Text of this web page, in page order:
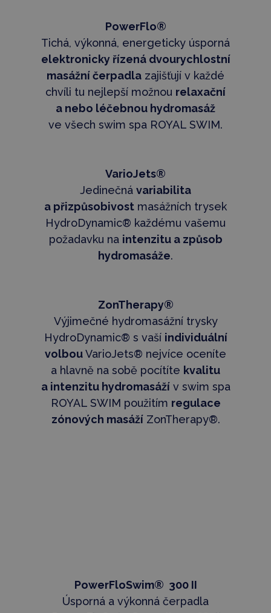
PowerFlo®
Tichá, výkonná, energeticky úsporná
elektronicky řízená dvourychlostní
masážní čerpadla zajišťují v každé
chvíli tu nejlepší možnou relaxační
a nebo léčebnou hydromasáž
ve všech swim spa ROYAL SWIM.
VarioJets®
Jedinečná variabilita
a přizpůsobivost masážních trysek
HydroDynamic® každému vašemu
požadavku na intenzitu a způsob
hydromasáže.
ZonTherapy®
Výjimečné hydromasážní trysky
HydroDynamic® s vaší individuální
volbouVarioJets® nejvíce oceníte
a hlavně na sobě pocítíte kvalitu
a intenzitu hydromasážív swim spa
ROYAL SWIM použitím regulace
zónových masážíZonTherapy®.
PowerFloSwim® 300 II
Úsporná a výkonná čerpadla